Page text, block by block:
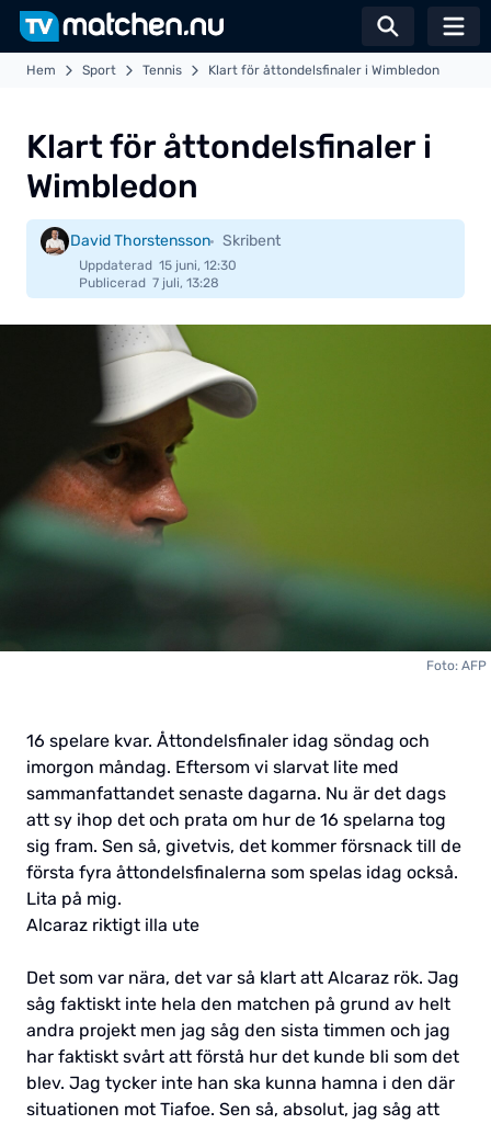
Växla
Hem Sport Tennis Klart för åttondelsfinaler i Wimbledon
Klart för åttondelsfinaler i
Wimbledon
David Thorstensson Skribent
Uppdaterad 15 juni, 12:30
Publicerad 7 juli, 13:28
Foto: AFP
16 spelare kvar. Åttondelsfinaler idag söndag och
imorgon måndag. Eftersom vi slarvat lite med
sammanfattandet senaste dagarna. Nu är det dags
att sy ihop det och prata om hur de 16 spelarna tog
sig fram. Sen så, givetvis, det kommer försnack till de
första fyra åttondelsfinalerna som spelas idag också.
Lita på mig.
Alcaraz riktigt illa ute
Det som var nära, det var så klart att Alcaraz rök. Jag
såg faktiskt inte hela den matchen på grund av helt
andra projekt men jag såg den sista timmen och jag
har faktiskt svårt att förstå hur det kunde bli som det
blev. Jag tycker inte han ska kunna hamna i den där
situationen mot Tiafoe. Sen så, absolut, jag såg att